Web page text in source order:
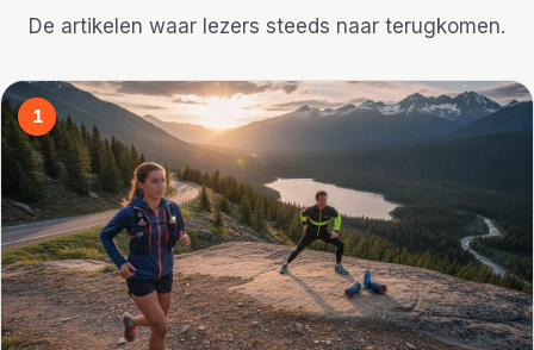
De artikelen waar lezers steeds naar terugkomen.
1